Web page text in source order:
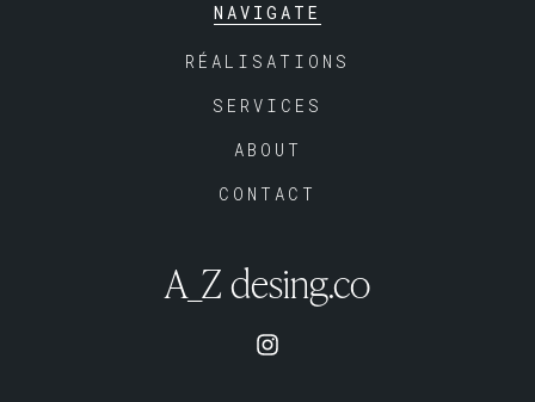
NAVIGATE
RÉALISATIONS
SERVICES
ABOUT
CONTACT
A_Z desing.co